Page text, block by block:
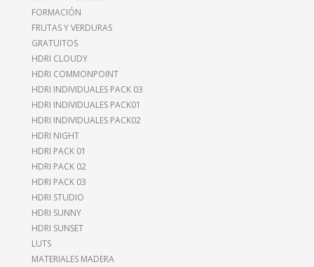
FORMACIÓN
FRUTAS Y VERDURAS
GRATUITOS
HDRI CLOUDY
HDRI COMMONPOINT
HDRI INDIVIDUALES PACK 03
HDRI INDIVIDUALES PACK01
HDRI INDIVIDUALES PACK02
HDRI NIGHT
HDRI PACK 01
HDRI PACK 02
HDRI PACK 03
HDRI STUDIO
HDRI SUNNY
HDRI SUNSET
LUTS
MATERIALES MADERA